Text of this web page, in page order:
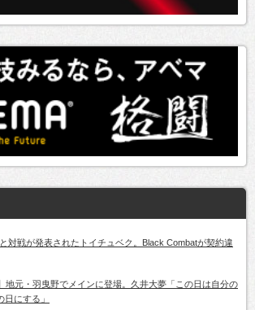
と対戦が発表されたトイチュベク。Black Combatが契約違
地元・羽曳野でメインに登場。久井大夢「この日は自分の
にする」